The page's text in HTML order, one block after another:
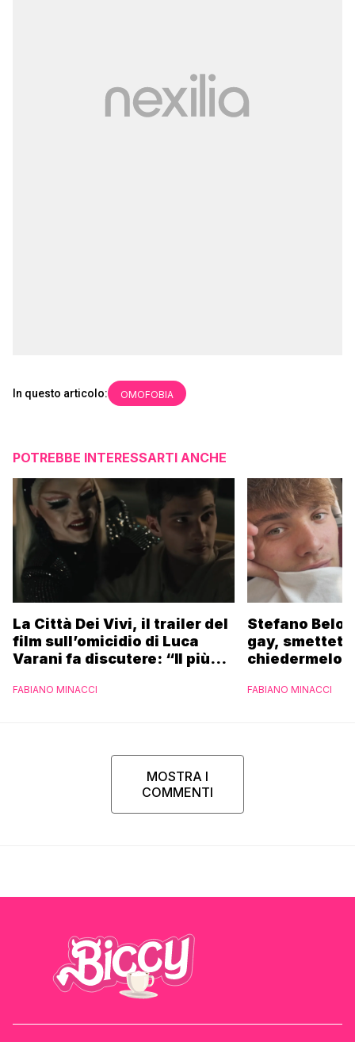
In questo articolo: OMOFOBIA
POTREBBE INTERESSARTI ANCHE
La Città Dei Vivi, il trailer del
film sull’omicidio di Luca
Varani fa discutere: “Il più
FABIANO MINACCI
Stefano
gay, smettete
chiedermelo”
FABIANO MINACCI
MOSTRA I
COMMENTI